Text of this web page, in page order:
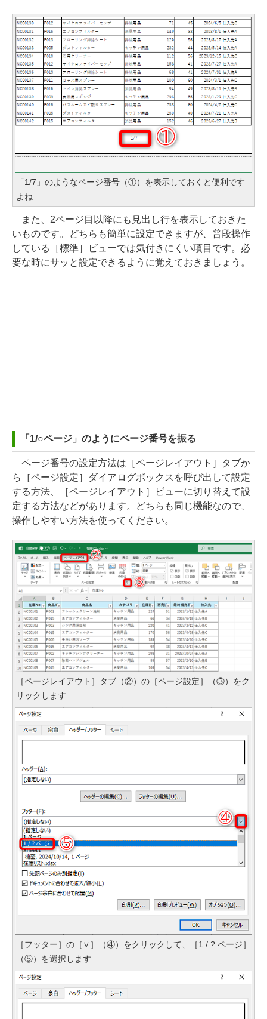
「1/7」のようなページ番号（①）を表示しておくと便利です
よね
また、2ページ目以降にも見出し行を表示しておきた
いものです。どちらも簡単に設定できますが、普段操作
している［標準］ビューでは気付きにくい項目です。必
要な時にサッと設定できるように覚えておきましょう。
「1/○ページ」のようにページ番号を振る
ページ番号の設定方法は［ページレイアウト］タブか
ら［ページ設定］ダイアログボックスを呼び出して設定
する方法、［ページレイアウト］ビューに切り替えて設
定する方法などがあります。どちらも同じ機能なので、
操作しやすい方法を使ってください。
［ページレイアウト］タブ（②）の［ページ設定］（③）をク
リックします
［フッター］の［∨］（④）をクリックして、［1 / ? ページ］
（⑤）を選択します